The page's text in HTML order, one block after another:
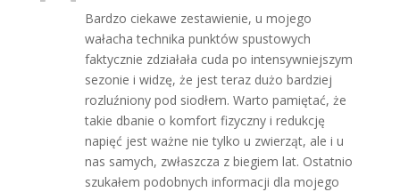
Bardzo ciekawe zestawienie, u mojego
wałacha technika punktów spustowych
faktycznie zdziałała cuda po intensywniejszym
sezonie i widzę, że jest teraz dużo bardziej
rozluźniony pod siodłem. Warto pamiętać, że
takie dbanie o komfort fizyczny i redukcję
napięć jest ważne nie tylko u zwierząt, ale i u
nas samych, zwłaszcza z biegiem lat. Ostatnio
szukałem podobnych informacji dla mojego